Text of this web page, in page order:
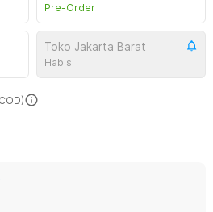
Pre-Order
Toko Jakarta Barat
Habis